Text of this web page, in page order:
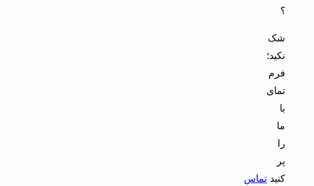
؟
شک
نکید؛
فرم
تمای
با
ما
را
پر
کنید تماس